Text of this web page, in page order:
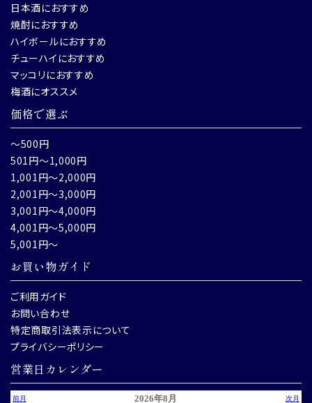
日本酒におすすめ
焼酎におすすめ
ハイボールにおすすめ
チューハイにおすすめ
マッコリにおすすめ
梅酒にオススメ
価格で選ぶ
～500円
501円～1,000円
1,001円～2,000円
2,001円～3,000円
3,001円～4,000円
4,001円～5,000円
5,001円～
お買い物ガイド
ご利用ガイド
お問い合わせ
特定商取引法表示について
プライバシーポリシー
営業日カレンダー